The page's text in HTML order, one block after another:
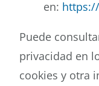
en:
Puede
privacidad en
cookies y otra